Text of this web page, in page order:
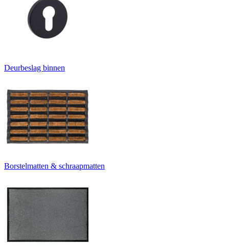
Deurbeslag binnen
Borstelmatten & schraapmatten